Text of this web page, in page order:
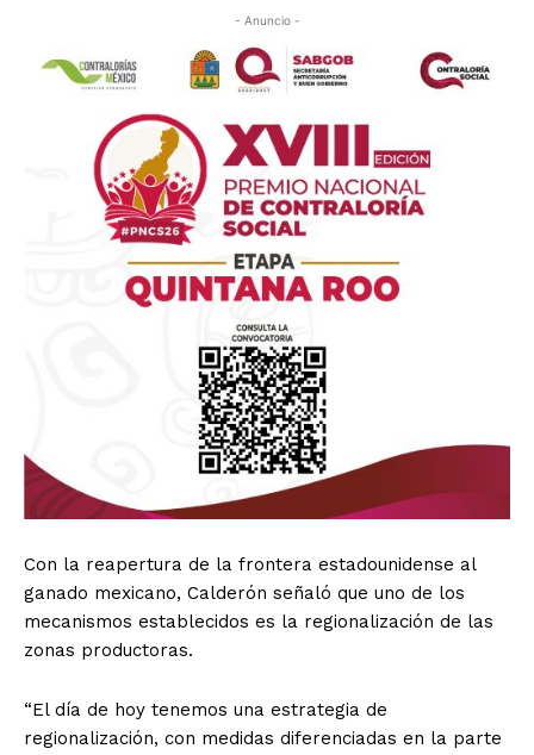
- Anuncio -
Con la reapertura de la frontera estadounidense al
ganado mexicano, Calderón señaló que uno de los
mecanismos establecidos es la regionalización de las
zonas productoras.
“El día de hoy tenemos una estrategia de
regionalización, con medidas diferenciadas en la parte